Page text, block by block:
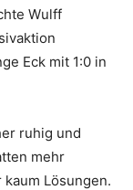
Wulff
Eck mit 1:0 in
ruhig und
mehr
Lösungen.